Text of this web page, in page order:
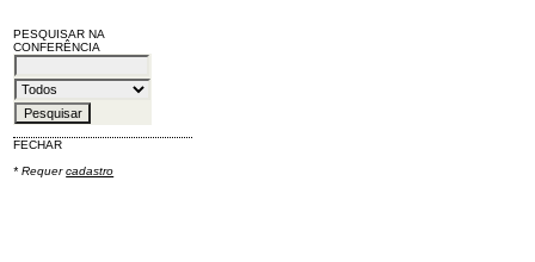
PESQUISAR NA
CONFERÊNCIA
FECHAR
* Requercadastro